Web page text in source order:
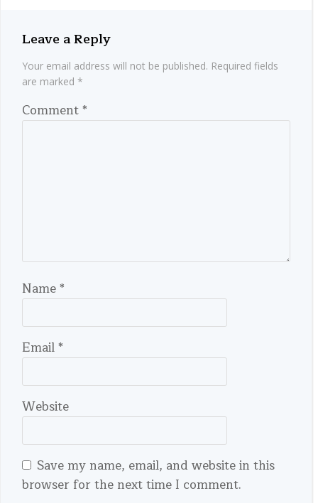
Leave a Reply
Your email address will not be published. Required fields
are marked *
Comment*
Name*
Email*
Website
Save my name, email, and website in this
browser for the next time I comment.